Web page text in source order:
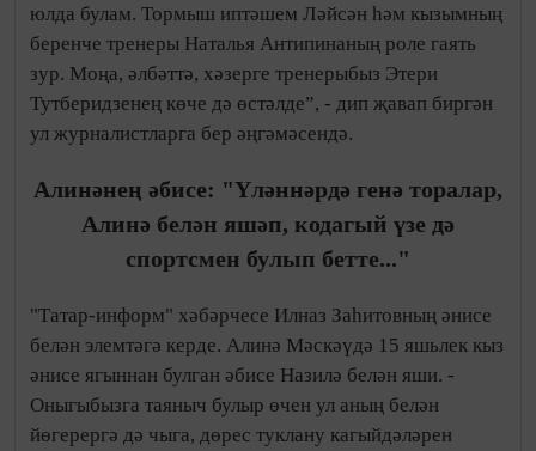
юлда булам. Тормыш иптәшем Ләйсән һәм кызымның
беренче тренеры Наталья Антипинаның роле гаять
зур. Моңа, әлбәттә, хәзерге тренерыбыз Этери
Тутберидзенең көче дә өстәлде”, - дип җавап биргән
ул журналистларга бер әңгәмәсендә.
Алинәнең әбисе: "Үләннәрдә генә торалар,
Алинә белән яшәп, кодагый үзе дә
спортсмен булып бетте..."
"Татар-информ" хәбәрчесе Илназ Заһитовның әнисе
белән элемтәгә керде. Алинә Мәскәүдә 15 яшьлек кыз
әнисе ягыннан булган әбисе Назилә белән яши. -
Оныгыбызга таяныч булыр өчен ул аның белән
йөгерергә дә чыга, дөрес туклану кагыйдәләрен